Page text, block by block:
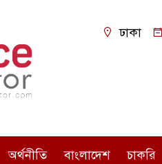
ঢাকা
অর্থনীতি বাংলাদেশ চাকরি